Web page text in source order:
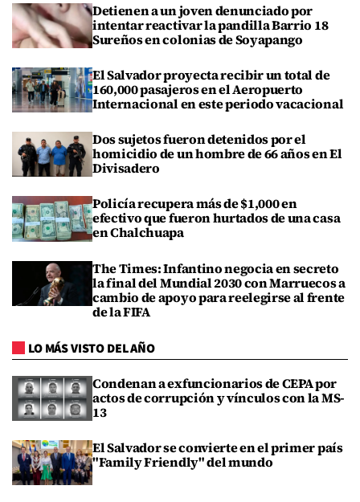
Detienen a un joven denunciado por
intentar reactivar la pandilla Barrio 18
Sureños en colonias de Soyapango
El Salvador proyecta recibir un total de
160,000 pasajeros en el Aeropuerto
Internacional en este periodo vacacional
Dos sujetos fueron detenidos por el
homicidio de un hombre de 66 años en El
Divisadero
Policía recupera más de $1,000 en
efectivo que fueron hurtados de una casa
en Chalchuapa
The Times: Infantino negocia en secreto
la final del Mundial 2030 con Marruecos a
cambio de apoyo para reelegirse al frente
de la FIFA
LO MÁS VISTO DEL AÑO
Condenan a exfuncionarios de CEPA por
actos de corrupción y vínculos con la MS-
13
El Salvador se convierte en el primer país
"Family Friendly" del mundo